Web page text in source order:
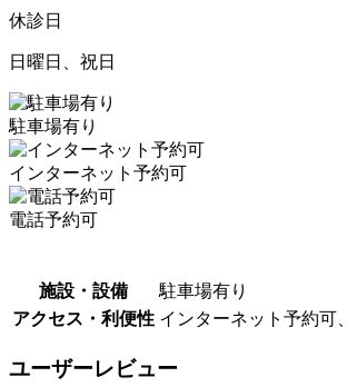
休診日
日曜日、祝日
駐車場有り
インターネット予約可
電話予約可
施設・設備
駐車場有り
アクセス・利便性 インターネット予約可
ユーザーレビュー